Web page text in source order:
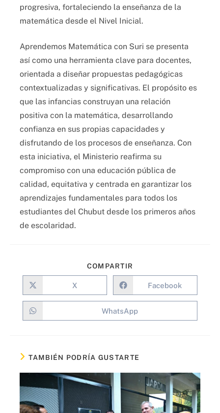
progresiva, fortaleciendo la enseñanza de la
matemática desde el Nivel Inicial.
Aprendemos Matemática con Suri se presenta
así como una herramienta clave para docentes,
orientada a diseñar propuestas pedagógicas
contextualizadas y significativas. El propósito es
que las infancias construyan una relación
positiva con la matemática, desarrollando
confianza en sus propias capacidades y
disfrutando de los procesos de enseñanza. Con
esta iniciativa, el Ministerio reafirma su
compromiso con una educación pública de
calidad, equitativa y centrada en garantizar los
aprendizajes fundamentales para todos los
estudiantes del Chubut desde los primeros años
de escolaridad.
COMPARTIR
X Facebook
WhatsApp
TAMBIÉN PODRÍA GUSTARTE